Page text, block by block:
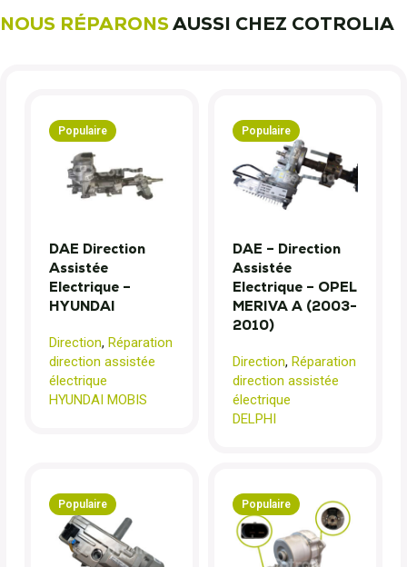
NOUS RÉPARONSAUSSI CHEZ COTROLIA
Populaire
DAE Direction
Assistée
Electrique –
HYUNDAI
Direction, Réparation
direction assistée
électrique
HYUNDAI MOBIS
Populaire
DAE – Direction
Assistée
Electrique – OPEL
MERIVA A (2003-
2010)
Direction, Réparation
direction assistée
électrique
DELPHI
Populaire Populaire